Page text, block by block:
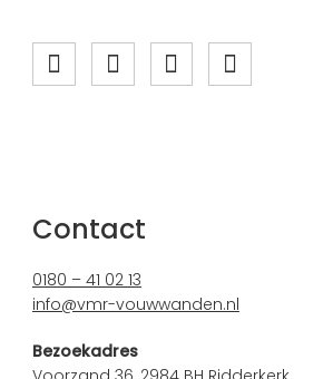
Contact
0180 – 41 02 13
info@vmr-vouwwanden.nl
Bezoekadres